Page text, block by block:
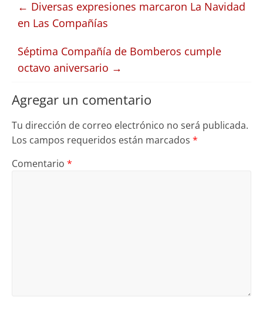
← Diversas expresiones marcaron La Navidad
en Las Compañías
Séptima Compañía de Bomberos cumple
octavo aniversario →
Agregar un comentario
Tu dirección de correo electrónico no será publicada.
Los campos requeridos están marcados *
Comentario *